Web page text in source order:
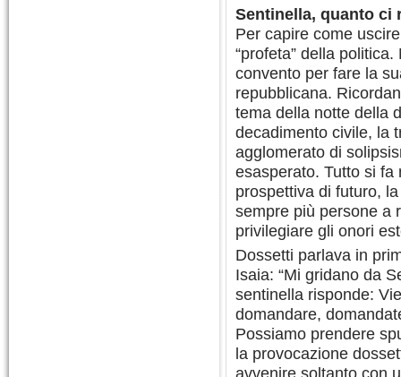
Sentinella, quanto ci
Per capire come
“profeta” della
convento per fare la
repubblicana.
tema della notte della
decadimento civile, la
agglomerato di
esasperato. Tutto si
prospettiva di futuro,
sempre più persone a
privilegiare gli onori
Dossetti parlava in
Isaia: “Mi gridano da
sentinella risponde:
domandare,
Possiamo prendere
la provocazione
avvenire soltanto con